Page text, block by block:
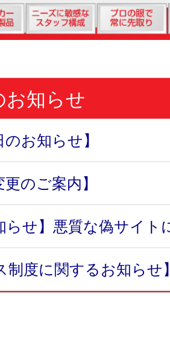
お知らせ
のお知らせ】
更のご案内】
らせ】悪質な偽サイト
制度に関するお知らせ